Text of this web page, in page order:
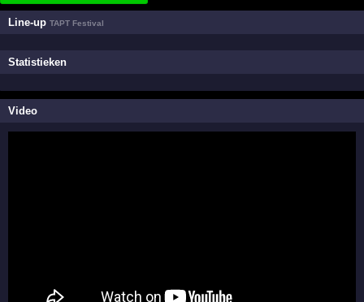
Line-upTAPT Festival
Statistieken
Video